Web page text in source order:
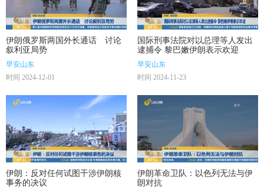
伊朗俄罗斯两国外长通话 讨论
叙利亚局势
早安山东
时间 2024-12-01
国际刑事法院对以总理等人发出
逮捕令 黎巴嫩伊朗表示欢迎
早安山东
时间 2024-11-23
伊朗：反对任何试图干涉伊朗核
事务的决议
伊朗革命卫队：以色列无法与伊
朗对抗